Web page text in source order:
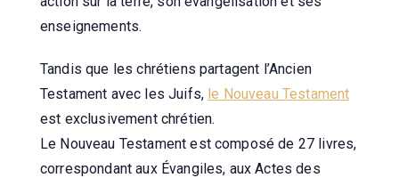
enseignements.
Tandis que les chrétiens partagent l’Ancien
Testament avec les Juifs, le Nouveau Testament
est exclusivement chrétien.
Le Nouveau Testament est composé de 27 livres,
correspondant aux Évangiles, aux Actes des